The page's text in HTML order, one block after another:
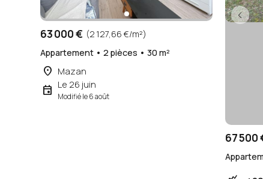
63 000 € (2 127,66 €/m²)
Appartement • 2 pièces • 30 m²
place Mazan
event Le 26 juin
Modifié le 6 août
67 500